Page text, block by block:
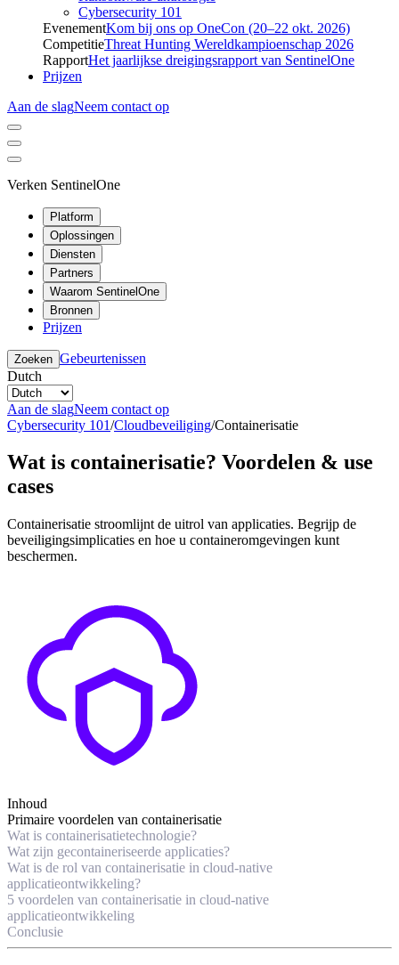
Cybersecurity 101
EvenementKom bij ons op OneCon (20–22 okt. 2026)
CompetitieThreat Hunting Wereldkampioenschap 2026
RapportHet jaarlijkse dreigingsrapport van SentinelOne
Prijzen
Aan de slagNeem contact op
Verken SentinelOne
Platform
Oplossingen
Diensten
Partners
Waarom SentinelOne
Bronnen
Prijzen
Zoeken Gebeurtenissen
Dutch
Aan de slagNeem contact op
Cybersecurity 101/Cloudbeveiliging/Containerisatie
Wat is containerisatie? Voordelen & use
cases
Containerisatie stroomlijnt de uitrol van applicaties. Begrijp de
beveiligingsimplicaties en hoe u containeromgevingen kunt
beschermen.
Inhoud
Primaire voordelen van containerisatie
Wat is containerisatietechnologie?
Wat zijn gecontaineriseerde applicaties?
Wat is de rol van containerisatie in cloud-native
applicatieontwikkeling?
5 voordelen van containerisatie in cloud-native
applicatieontwikkeling
Conclusie